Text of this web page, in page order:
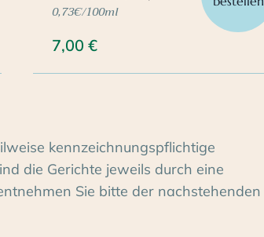
7,00 €
0,73€/100ml
kennzeichnungspflichtige
die Gerichte jeweils durch eine
Sie bitte der nachstehenden